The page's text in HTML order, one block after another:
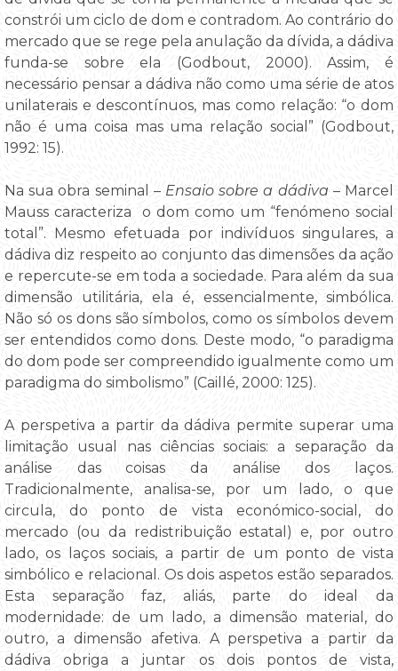
constrói um ciclo de dom e contradom. Ao contrário do
mercado que se rege pela anulação da dívida, a dádiva
funda-se sobre ela (Godbout, 2000). Assim, é
necessário pensar a dádiva não como uma série de atos
unilaterais e descontínuos, mas como relação: “o dom
não é uma coisa mas uma relação social” (Godbout,
1992: 15).
Na sua obra seminal – Ensaio sobre a dádiva – Marcel
Mauss caracteriza o dom como um “fenómeno social
total”. Mesmo efetuada por indivíduos singulares, a
dádiva diz respeito ao conjunto das dimensões da ação
e repercute-se em toda a sociedade. Para além da sua
dimensão utilitária, ela é, essencialmente, simbólica.
Não só os dons são símbolos, como os símbolos devem
ser entendidos como dons. Deste modo, “o paradigma
do dom pode ser compreendido igualmente como um
paradigma do simbolismo” (Caillé, 2000: 125).
A perspetiva a partir da dádiva permite superar uma
limitação usual nas ciências sociais: a separação da
análise das coisas da análise dos laços.
Tradicionalmente, analisa-se, por um lado, o que
circula, do ponto de vista económico-social, do
mercado (ou da redistribuição estatal) e, por outro
lado, os laços sociais, a partir de um ponto de vista
simbólico e relacional. Os dois aspetos estão separados.
Esta separação faz, aliás, parte do ideal da
modernidade: de um lado, a dimensão material, do
outro, a dimensão afetiva. A perspetiva a partir da
dádiva obriga a juntar os dois pontos de vista,